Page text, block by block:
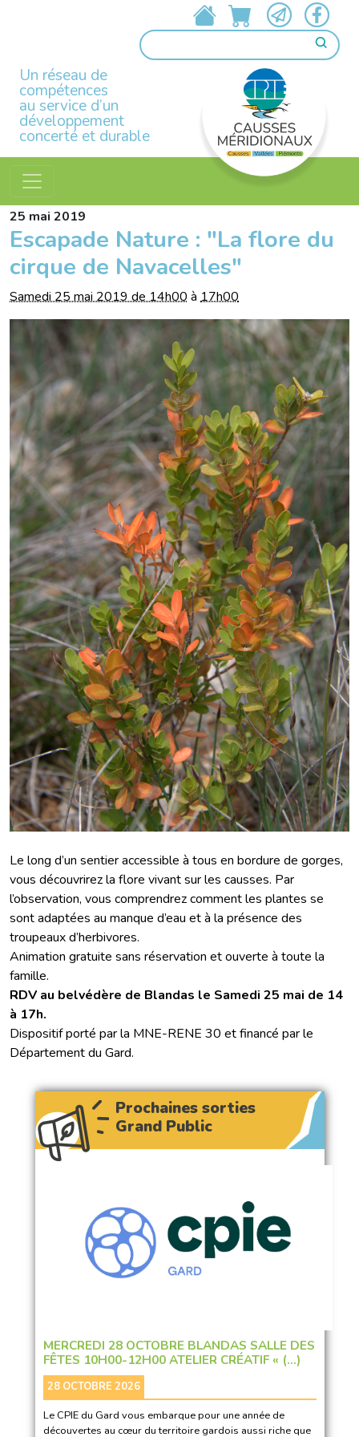
Un réseau de
compétences
au service d’un
développement
concerté et durable
25 mai 2019
Escapade Nature : "La flore du
cirque de Navacelles"
Samedi 25 mai 2019 de 14h00 à 17h00
Le long d’un sentier accessible à tous en bordure de gorges,
vous découvrirez la flore vivant sur les causses. Par
l’observation, vous comprendrez comment les plantes se
sont adaptées au manque d’eau et à la présence des
troupeaux d’herbivores.
Animation gratuite sans réservation et ouverte à toute la
famille.
RDV au belvédère de Blandas le Samedi 25 mai de 14
à 17h.
Dispositif porté par la MNE-RENE 30 et financé par le
Département du Gard.
Prochaines sorties
Grand Public
MERCREDI 28 OCTOBRE BLANDAS SALLE DES
FÊTES 10H00-12H00 ATELIER CRÉATIF « (…)
28 OCTOBRE 2026
Le CPIE du Gard vous embarque pour une année de
découvertes au cœur du territoire gardois aussi riche que